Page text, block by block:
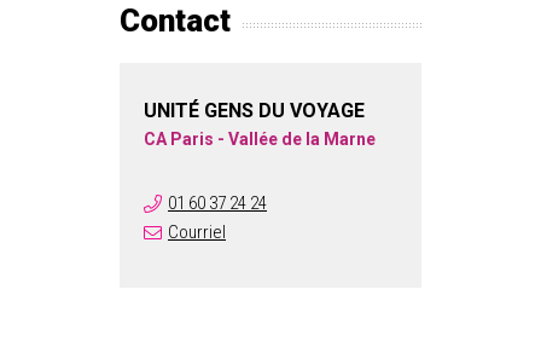
Contact
UNITÉ GENS DU VOYAGE
CA Paris - Vallée de la Marne
01 60 37 24 24
Courriel